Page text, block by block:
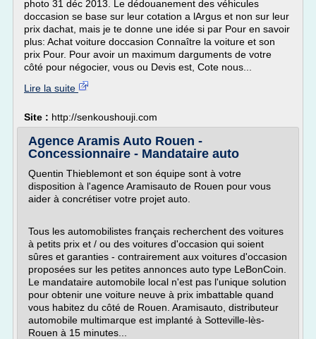
photo 31 déc 2013. Le dédouanement des véhicules
doccasion se base sur leur cotation a lArgus et non sur leur
prix dachat, mais je te donne une idée si par Pour en savoir
plus: Achat voiture doccasion Connaître la voiture et son
prix Pour. Pour avoir un maximum darguments de votre
côté pour négocier, vous ou Devis est, Cote nous...
Lire la suite
Site : http://senkoushouji.com
Agence Aramis Auto Rouen -
Concessionnaire - Mandataire auto
Quentin Thieblemont et son équipe sont à votre
disposition à l'agence Aramisauto de Rouen pour vous
aider à concrétiser votre projet auto.
Tous les automobilistes français recherchent des voitures
à petits prix et / ou des voitures d'occasion qui soient
sûres et garanties - contrairement aux voitures d'occasion
proposées sur les petites annonces auto type LeBonCoin.
Le mandataire automobile local n'est pas l'unique solution
pour obtenir une voiture neuve à prix imbattable quand
vous habitez du côté de Rouen. Aramisauto, distributeur
automobile multimarque est implanté à Sotteville-lès-
Rouen à 15 minutes...